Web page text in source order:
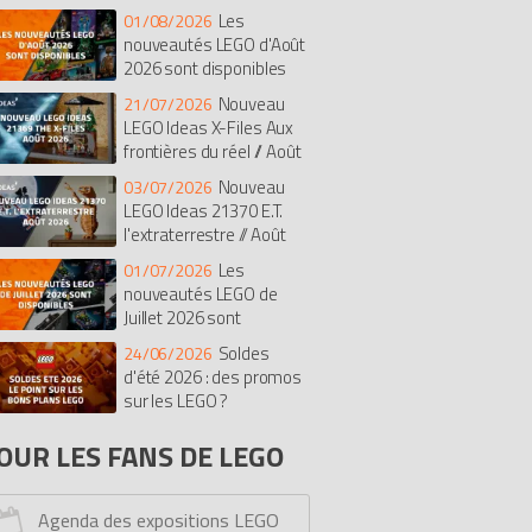
Botanicals
Super Mario
des Caraïbes
The Batman Movie
Buildings Collection
Jones
Duplo
The LEGO Movie
Chima Saisonnier
Castle
Knights
Ghostbusters
Stranger Things
Le Hobbit
Hidden Side
Overwatch
Fortnite Pirates
Simpsons
1 (F1)
Monkie Kid
Avatar
doo
One Piece
Story
Tortues Ninja
Unikitty
Functions
Monster Fighters
Factory
Dreamzzz
Kingdoms
Bob l'éponge
Serious Play
Sketches
Mindstorms
Dino
01/08/2026 Les
nouveautés LEGO d'Août
2026 sont disponibles
21/07/2026 Nouveau
LEGO Ideas X-Files Aux
frontières du réel // Août
03/07/2026 Nouveau
LEGO Ideas 21370 E.T.
l'extraterrestre // Août
01/07/2026 Les
nouveautés LEGO de
Juillet 2026 sont
24/06/2026 Soldes
d'été 2026 : des promos
sur les LEGO ?
LES FANS DE LEGO
Agenda des expositions LEGO